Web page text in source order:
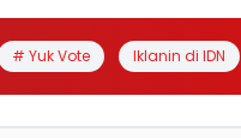
# Yuk Vote Iklanin di IDN